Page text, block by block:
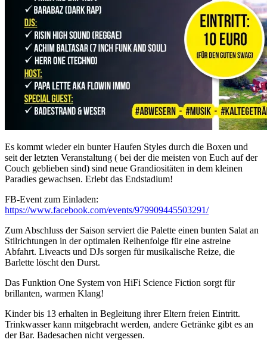
Es kommt wieder ein bunter Haufen Styles durch die Boxen und
seit der letzten Veranstaltung ( bei der die meisten von Euch auf der
Couch geblieben sind) sind neue Grandiositäten in dem kleinen
Paradies gewachsen. Erlebt das Endstadium!
FB-Event zum Einladen:
https://www.facebook.com/events/979909445503291/
Zum Abschluss der Saison serviert die Palette einen bunten Salat an
Stilrichtungen in der optimalen Reihenfolge für eine astreine
Abfahrt. Liveacts und DJs sorgen für musikalische Reize, die
Barlette löscht den Durst.
Das Funktion One System von HiFi Science Fiction sorgt für
brillanten, warmen Klang!
Kinder bis 13 erhalten in Begleitung ihrer Eltern freien Eintritt.
Trinkwasser kann mitgebracht werden, andere Getränke gibt es an
der Bar. Badesachen nicht vergessen.